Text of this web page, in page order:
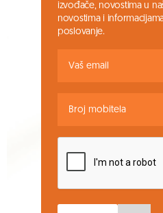
izvođače, novostima u
novostima i
poslovanje.